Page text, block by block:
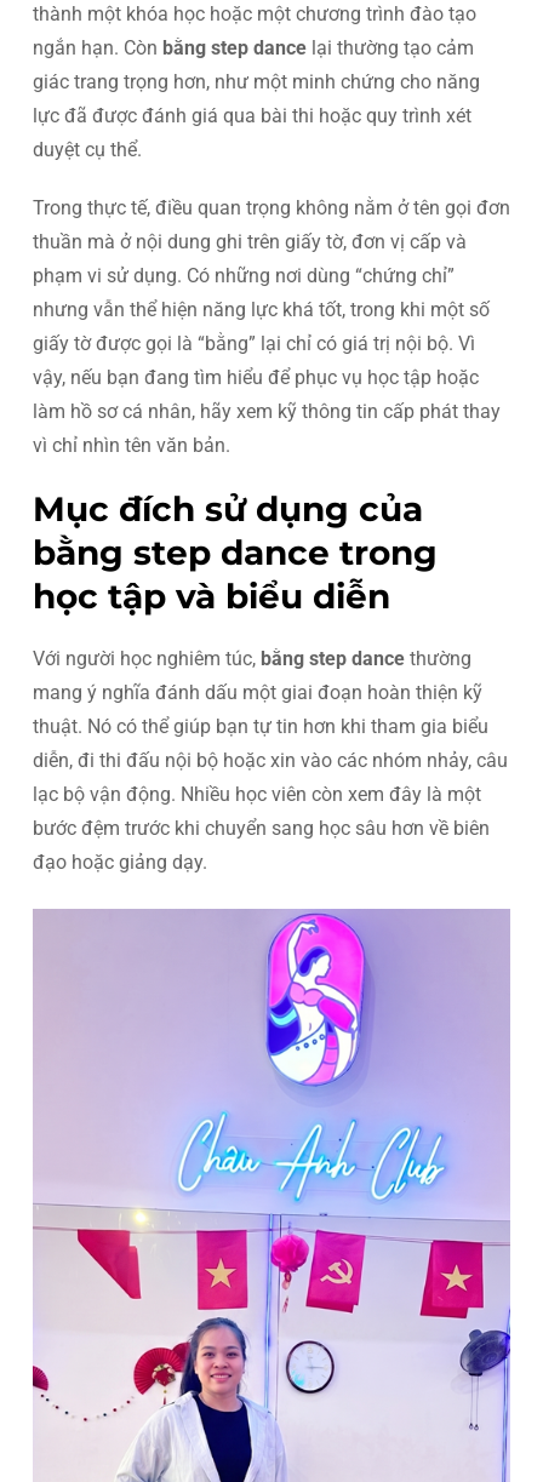
thành một khóa học hoặc một chương trình đào tạo
ngắn hạn. Còn bằng step dance lại thường tạo cảm
giác trang trọng hơn, như một minh chứng cho năng
lực đã được đánh giá qua bài thi hoặc quy trình xét
duyệt cụ thể.
Trong thực tế, điều quan trọng không nằm ở tên gọi đơn
thuần mà ở nội dung ghi trên giấy tờ, đơn vị cấp và
phạm vi sử dụng. Có những nơi dùng “chứng chỉ”
nhưng vẫn thể hiện năng lực khá tốt, trong khi một số
giấy tờ được gọi là “bằng” lại chỉ có giá trị nội bộ. Vì
vậy, nếu bạn đang tìm hiểu để phục vụ học tập hoặc
làm hồ sơ cá nhân, hãy xem kỹ thông tin cấp phát thay
vì chỉ nhìn tên văn bản.
Mục đích sử dụng của
bằng step dance trong
học tập và biểu diễn
Với người học nghiêm túc, bằng step dance thường
mang ý nghĩa đánh dấu một giai đoạn hoàn thiện kỹ
thuật. Nó có thể giúp bạn tự tin hơn khi tham gia biểu
diễn, đi thi đấu nội bộ hoặc xin vào các nhóm nhảy, câu
lạc bộ vận động. Nhiều học viên còn xem đây là một
bước đệm trước khi chuyển sang học sâu hơn về biên
đạo hoặc giảng dạy.